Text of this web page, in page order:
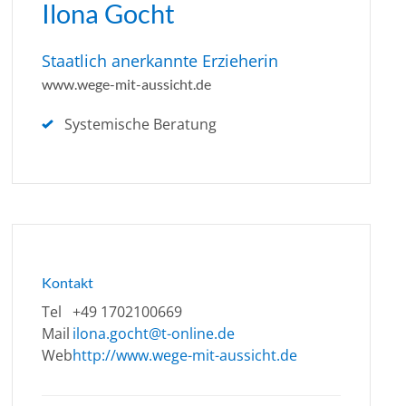
Ilona Gocht
Staatlich anerkannte Erzieherin
www.wege-mit-aussicht.de
Systemische Beratung
Kontakt
Tel +49 1702100669
Mail ilona.gocht@t-online.de
Webhttp://www.wege-mit-aussicht.de